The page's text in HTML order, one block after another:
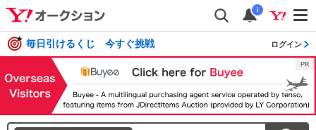
i
毎日引けるくじ 今すぐ挑戦 ログイン